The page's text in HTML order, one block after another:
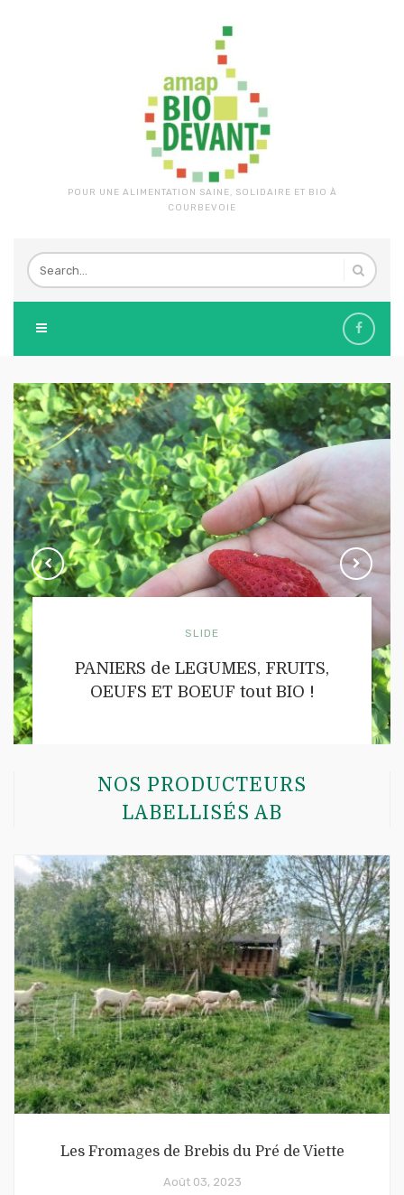
POUR UNE ALIMENTATION SAINE, SOLIDAIRE ET BIO À
COURBEVOIE
SLIDE
PANIERS de LEGUMES, FRUITS,
OEUFS ET BOEUF tout BIO !
NOS PRODUCTEURS
LABELLISÉS AB
Les Fromages de Brebis du Pré de Viette
Août 03, 2023